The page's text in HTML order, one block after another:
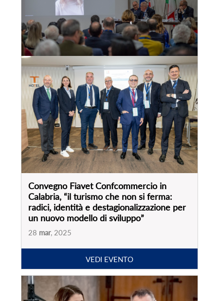
Convegno Fiavet Confcommercio in
Calabria, “il turismo che non si ferma:
radici, identità e destagionalizzazione per
un nuovo modello di sviluppo”
28mar, 2025
VEDI EVENTO
Presentazione ricerca “Focus sul settore
agenzie di viaggi in Italia. Effetti post
pandemia e nuove prospettive”